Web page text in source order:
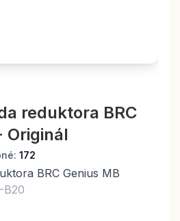
reduktora BRC
Originál
172
BRC Genius MB
B20